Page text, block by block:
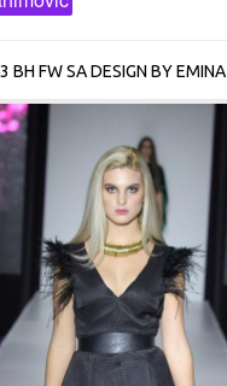
BH FW SA DESIGN BY EMINA